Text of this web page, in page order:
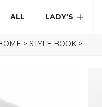
ALL LADY'S
>STYLE BOOK >